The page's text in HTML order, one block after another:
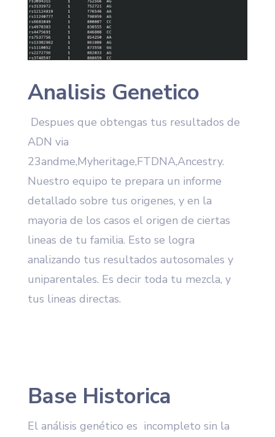
Analisis Genetico
Despues que obtengas tus resultados de
ADN via
23andme,Myheritage,FTDNA,Ancestry.
Nuestro equipo te prepara un informe
detallado sobre tus origenes, y en la
mayoria de los casos el origen de ciertas
lineas de tu familia. Esto se logra
analizando tus resultados autosomales y
uniparentales. Es decir toda tu mezcla, y
tus lineas directas.
Base Historica
El análisis genético es incompleto sin la